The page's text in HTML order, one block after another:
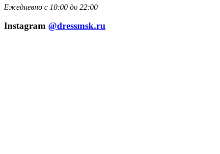
Ежедневно с 10:00 до 22:00
Instagram @dressmsk.ru